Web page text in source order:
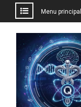
contenu
Menu principal